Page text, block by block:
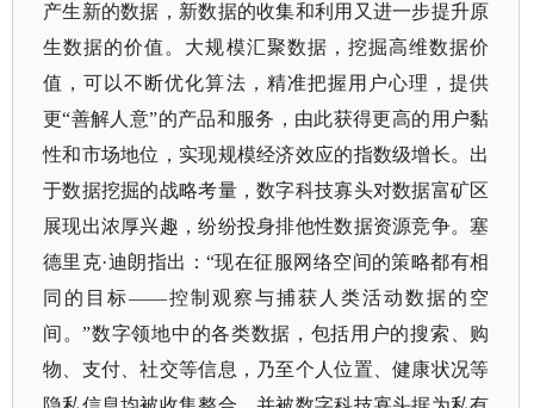
产生新的数据，新数据的收集和利用又进一步提升原
生数据的价值。大规模汇聚数据，挖掘高维数据价
值，可以不断优化算法，精准把握用户心理，提供
更“善解人意”的产品和服务，由此获得更高的用户黏
性和市场地位，实现规模经济效应的指数级增长。出
于数据挖掘的战略考量，数字科技寡头对数据富矿区
展现出浓厚兴趣，纷纷投身排他性数据资源竞争。塞
德里克·迪朗指出：“现在征服网络空间的策略都有相
同的目标——控制观察与捕获人类活动数据的空
间。”数字领地中的各类数据，包括用户的搜索、购
物、支付、社交等信息，乃至个人位置、健康状况等